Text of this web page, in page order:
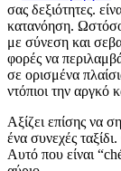
σας δεξιότητες.
κατανόηση.
με σύνεση και
φορές να
σε ορισμένα
ντόπιοι την αργκό
Αξίζει επίσης να
ένα συνεχές
Αυτό που είναι